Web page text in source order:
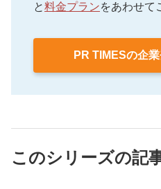
と料金プランをあわせて
PR TIMESの企
このシリーズの記